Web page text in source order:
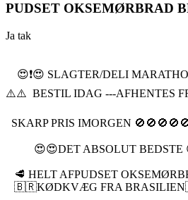
PUDSET OKSEMØRBRAD
Ja tak
😍❗️😍 SLAGTER/DELI
⚠️⚠️ BESTIL IDAG ---AFHENTES
SKARP PRIS IMORGEN
😍😍DET ABSOLUT BEDSTE
🥩 HELT AFPUDSET
🇧🇷KØDKVÆG FRA